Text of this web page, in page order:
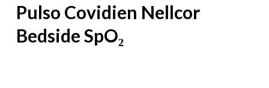
Pulso Covidien Nellcor
Bedside SpO₂